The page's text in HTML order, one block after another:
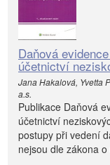
Daňová
účetnictví
Jana Hakalová, Yvetta
a.s.
Publikace Daňová
účetnictví
postupy při vedení
nejsou dle zákona